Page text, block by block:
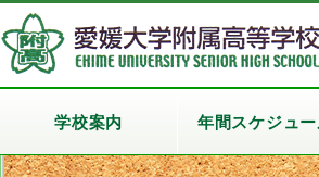
学校案内 年間スケジュ